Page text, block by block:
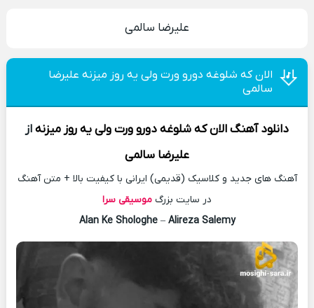
علیرضا سالمی
الان که شلوغه دورو ورت ولی یه روز میزنه علیرضا
سالمی
دانلود آهنگالان که شلوغه دورو ورت ولی یه روز میزنهاز
علیرضا سالمی
آهنگ های جدید و کلاسیک (قدیمی) ایرانی با کیفیت بالا + متن آهنگ
در سایت بزرگ موسیقی سرا
Alan Ke Shologhe– Alireza Salemy